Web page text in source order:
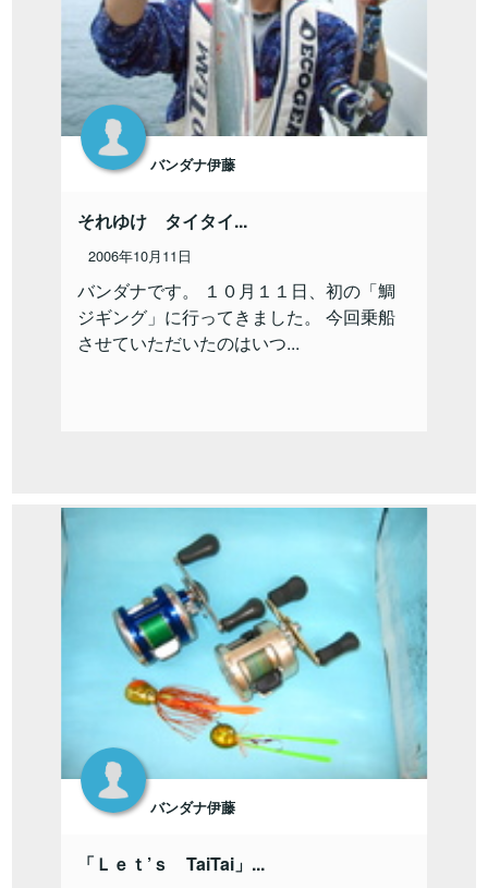
バンダナ伊藤
それゆけ タイタイ...
2006年10月11日
バンダナです。 １０月１１日、初の「鯛
ジギング」に行ってきました。 今回乗船
させていただいたのはいつ...
バンダナ伊藤
「Ｌｅｔ’ｓ TaiTai」...